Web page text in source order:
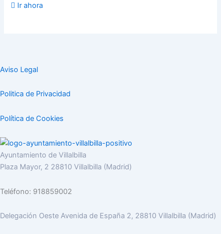
Ir ahora
Aviso Legal
Politica de Privacidad
Política de Cookies
Ayuntamiento de Villalbilla
Plaza Mayor, 2 28810 Villalbilla (Madrid)
Teléfono: 918859002
Delegación Oeste Avenida de España 2, 28810 Villalbilla (Madrid)